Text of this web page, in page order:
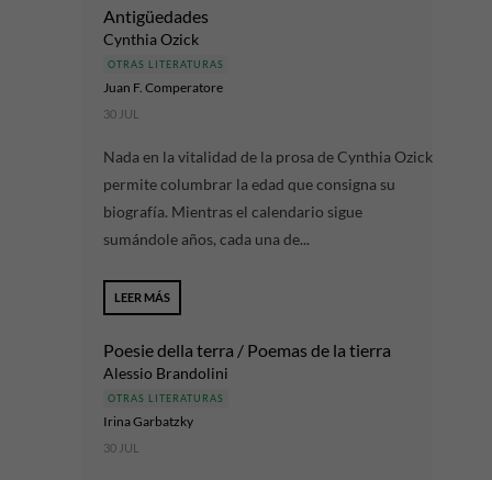
Antigüedades
Cynthia Ozick
OTRAS LITERATURAS
Juan F. Comperatore
30 JUL
Nada en la vitalidad de la prosa de Cynthia Ozick
permite columbrar la edad que consigna su
biografía. Mientras el calendario sigue
sumándole años, cada una de...
LEER MÁS
Poesie della terra / Poemas de la tierra
Alessio Brandolini
OTRAS LITERATURAS
Irina Garbatzky
30 JUL